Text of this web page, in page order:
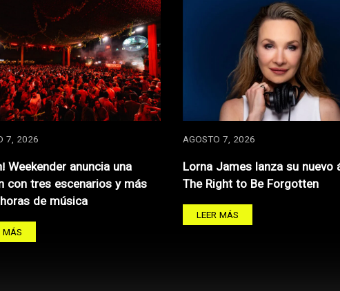
7, 2026
Weekender anuncia una
con tres escenarios y más
de música
MÁS
AGOSTO 7, 2026
Lorna James lanza su nuevo
The Right to Be Forgotten
LEER MÁS